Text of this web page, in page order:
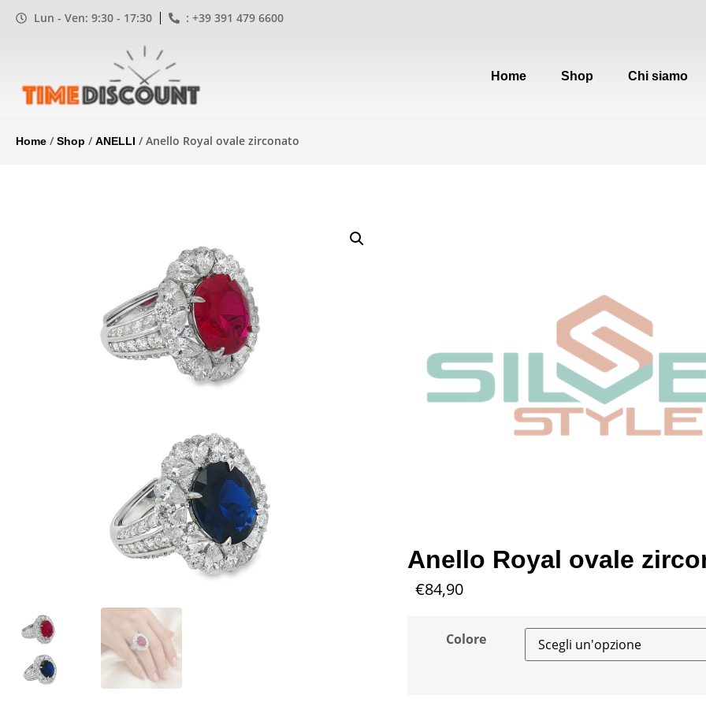
Lun - Ven: 9:30 - 17:30 : +39 391 479 6600
Home Shop Chi siamo
Home /Shop /ANELLI / Anello Royal ovale zirconato
Anello Royal ovale
€84,90
Colore